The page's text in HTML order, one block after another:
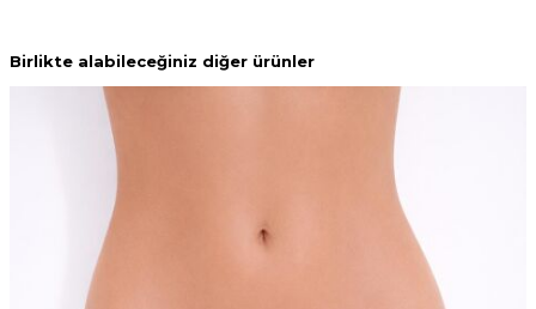
Birlikte alabileceğiniz diğer ürünler